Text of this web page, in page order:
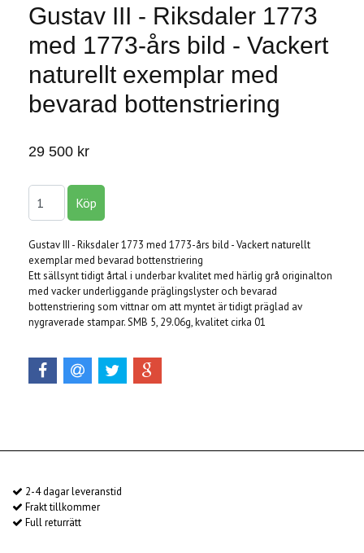
Gustav III - Riksdaler 1773
med 1773-års bild - Vackert
naturellt exemplar med
bevarad bottenstriering
29 500 kr
Gustav III - Riksdaler 1773 med 1773-års bild - Vackert naturellt
exemplar med bevarad bottenstriering
Ett sällsynt tidigt årtal i underbar kvalitet med härlig grå originalton
med vacker underliggande präglingslyster och bevarad
bottenstriering som vittnar om att myntet är tidigt präglad av
nygraverade stampar. SMB 5, 29.06g, kvalitet cirka 01
2-4 dagar leveranstid
Frakt tillkommer
Full returrätt